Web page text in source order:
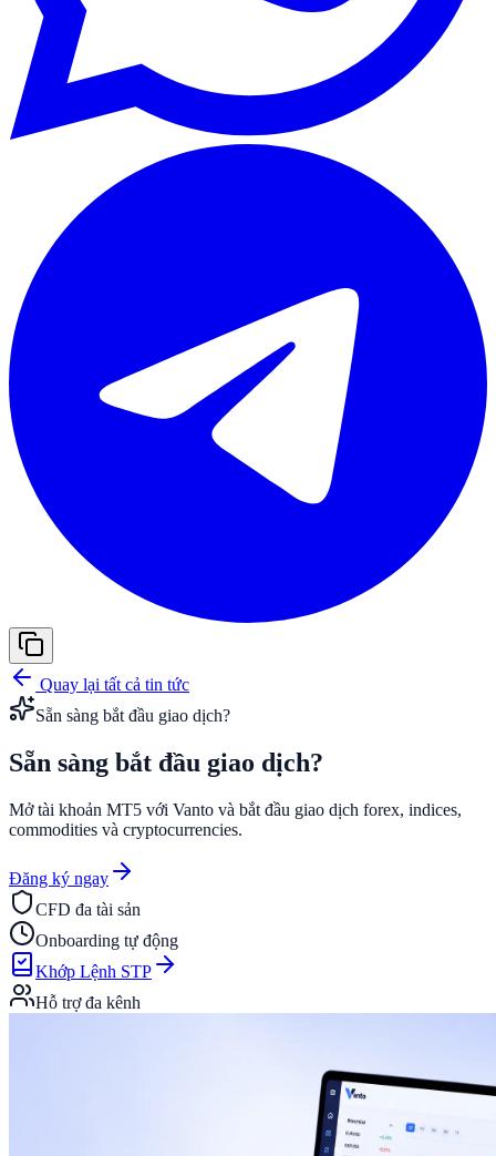
Quay lại tất cả tin tức
Sẵn sàng bắt đầu giao dịch?
Sẵn sàng bắt đầu giao dịch?
Mở tài khoản MT5 với Vanto và bắt đầu giao dịch forex, indices,
commodities và cryptocurrencies.
Đăng ký ngay
CFD đa tài sản
Onboarding tự động
Khớp Lệnh STP
Hỗ trợ đa kênh